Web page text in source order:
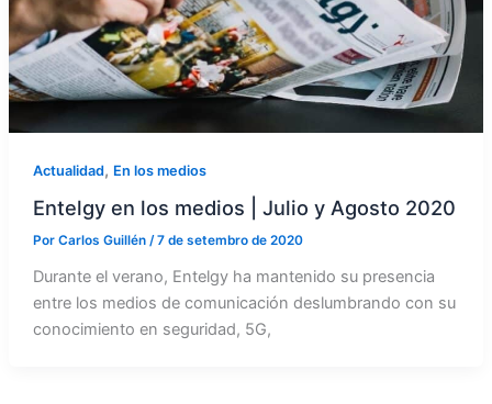
Actualidad, En los medios
Entelgy en los medios | Julio y Agosto 2020
Por Carlos Guillén /7 de setembro de 2020
Durante el verano, Entelgy ha mantenido su presencia
entre los medios de comunicación deslumbrando con su
conocimiento en seguridad, 5G,